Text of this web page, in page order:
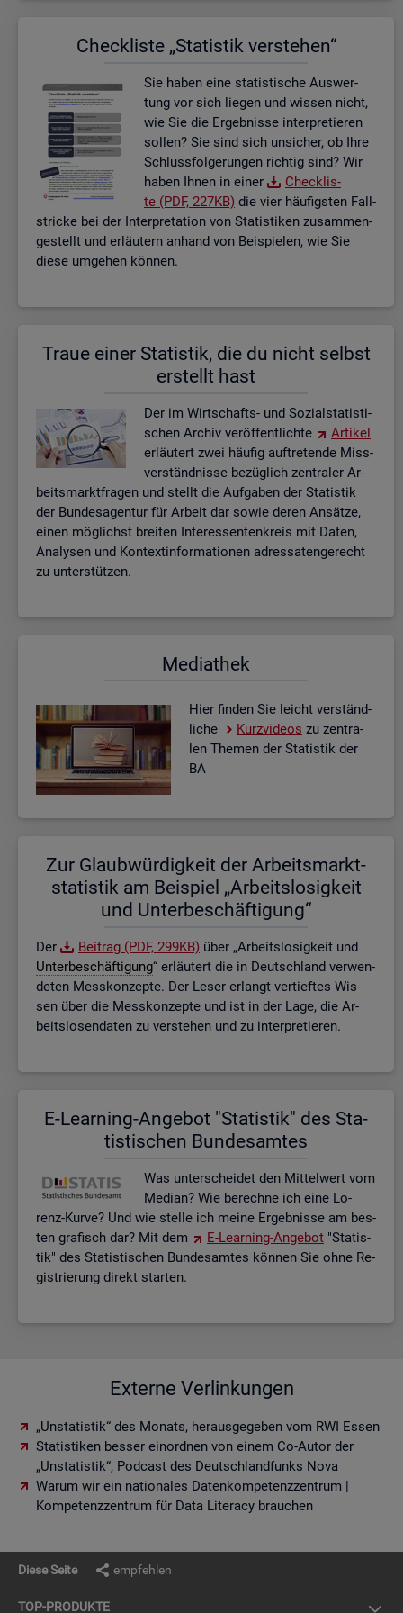
Check­lis­te „Sta­tis­tik ver­ste­hen“
Sie haben eine sta­tis­ti­sche Aus­wer­
tung vor sich lie­gen und wis­sen nicht,
wie Sie die Er­geb­nis­se in­ter­pre­tie­ren
sol­len? Sie sind sich un­si­cher, ob Ihre
Schluss­fol­ge­run­gen rich­tig sind? Wir
haben Ihnen in einer
Check­lis­
te (PDF, 227KB) die vier häu­figs­ten Fall­
stri­cke bei der In­ter­pre­ta­ti­on von Sta­tis­ti­ken zu­sam­men­
ge­stellt und er­läu­tern an­hand von Bei­spie­len, wie Sie
diese um­ge­hen kön­nen.
Traue einer Sta­tis­tik, die du nicht selbst
er­stellt hast
Der im Wirt­schafts- und So­zi­al­sta­tis­ti­
schen Ar­chiv ver­öf­fent­lich­te
Ar­ti­kel
er­läu­tert zwei häu­fig auf­tre­ten­de Miss­
ver­ständ­nis­se be­züg­lich zen­tra­ler Ar­
beits­markt­fra­gen und stellt die Auf­ga­ben der Sta­tis­tik
der Bun­des­agen­tur für Ar­beit dar sowie deren An­sät­ze,
einen mög­lichst brei­ten In­ter­es­sen­ten­kreis mit Daten,
Ana­ly­sen und Kon­text­in­for­ma­tio­nen adres­sa­ten­ge­recht
zu un­ter­stüt­zen.
Me­dia­thek
Hier fin­den Sie leicht ver­ständ­
li­che
Kurz­vi­de­os zu zen­tra­
len The­men der Sta­tis­tik der
BA
Zur Glaub­wür­dig­keit der Ar­beits­markt­
sta­tis­tik am Bei­spiel „Ar­beits­lo­sig­keit
und Un­ter­be­schäf­ti­gung“
Der Bei­trag (PDF, 299KB) über „Ar­beits­lo­sig­keit und
Un­ter­be­schäf­ti­gung“ er­läu­tert die in Deutsch­land ver­wen­
de­ten Mess­kon­zep­te. Der Leser er­langt ver­tief­tes Wis­
sen über die Mess­kon­zep­te und ist in der Lage, die Ar­
beits­lo­sen­da­ten zu ver­ste­hen und zu in­ter­pre­tie­ren.
E-Lear­ning-An­ge­bot "Sta­tis­tik" des Sta­
tis­ti­schen Bun­des­am­tes
Was un­ter­schei­det den Mit­tel­wert vom
Me­di­an? Wie be­rech­ne ich eine Lo­
renz-Kurve? Und wie stel­le ich meine Er­geb­nis­se am bes­
ten gra­fisch dar? Mit dem
E-Lear­ning-An­ge­bot "Sta­tis­
tik" des Sta­tis­ti­schen Bun­des­am­tes kön­nen Sie ohne Re­
gis­trie­rung di­rekt star­ten.
Externe Verlinkungen
„Unstatistik“ des Monats, herausgegeben vom RWI Essen
Statistiken besser einordnen von einem Co-Autor der
„Unstatistik“, Podcast des Deutschlandfunks Nova
Warum wir ein nationales Datenkompetenzzentrum |
Kompetenzzentrum für Data Literacy brauchen
Diese Seite empfehlen
TOP-PRO­DUK­TE